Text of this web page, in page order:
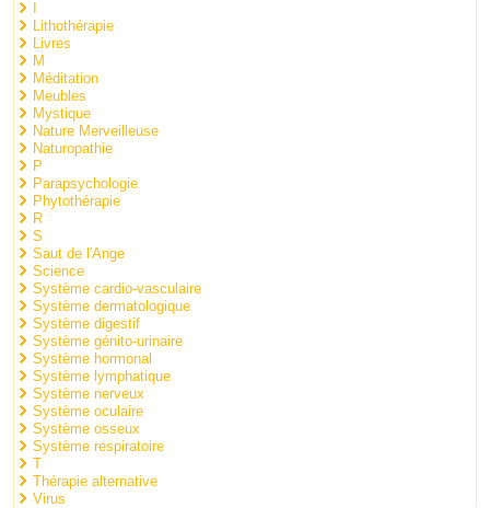
Lithothérapie
Livres
M
Méditation
Meubles
Mystique
Nature Merveilleuse
Naturopathie
P
Parapsychologie
Phytothérapie
R
S
Saut de l'Ange
Science
Système cardio-vasculaire
Système dermatologique
Système digestif
Système génito-urinaire
Système hormonal
Système lymphatique
Système nerveux
Système oculaire
Système osseux
Système respiratoire
T
Thérapie alternative
Virus